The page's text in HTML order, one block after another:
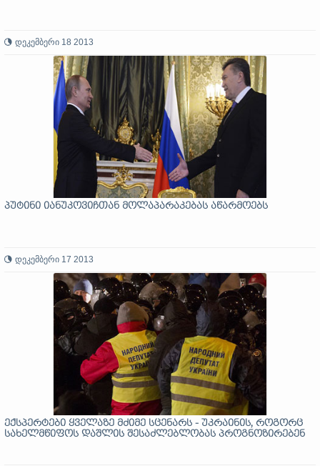
დეკემბერი 18 2013
პუტინი იანუკოვიჩთან მოლაპარაკებას აწარმოებს
დეკემბერი 17 2013
ექსპერტები ყველაზე მძიმე სცენარს - უკრაინის, როგორც
სახელმწიფოს დაშლის შესაძლებლობას პროგნოზირებენ